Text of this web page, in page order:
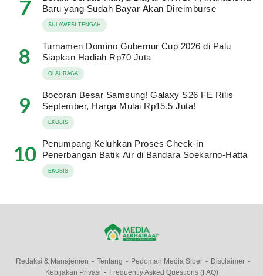
7
Baru yang Sudah Bayar Akan Direimburse
SULAWESI TENGAH
8
Turnamen Domino Gubernur Cup 2026 di Palu
Siapkan Hadiah Rp70 Juta
OLAHRAGA
9
Bocoran Besar Samsung! Galaxy S26 FE Rilis
September, Harga Mulai Rp15,5 Juta!
EKOBIS
10
Penumpang Keluhkan Proses Check-in
Penerbangan Batik Air di Bandara Soekarno-Hatta
EKOBIS
Redaksi & Manajemen Tentang Pedoman Media Siber
Disclaimer
Kebijakan Privasi
Frequently Asked Questions (FAQ)